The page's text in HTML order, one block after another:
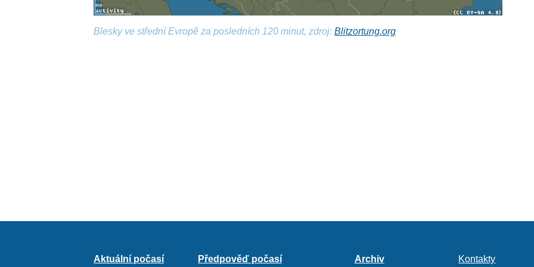
Blesky ve střední Evropě za posledních 120 minut, zdroj:Blitzortung.org
Aktuální počasí Předpověď počasí Archiv Kontakty